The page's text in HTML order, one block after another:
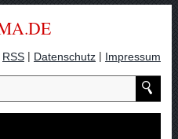
RSS | Datenschutz | Impressum